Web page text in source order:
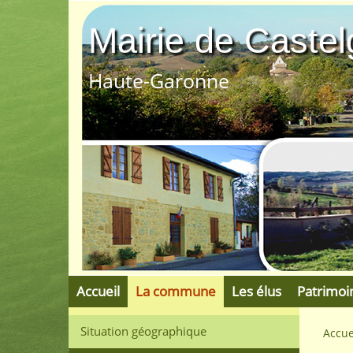
Mairie de
Haute-Garonne
Accueil La commune Les élus
Situation géographique